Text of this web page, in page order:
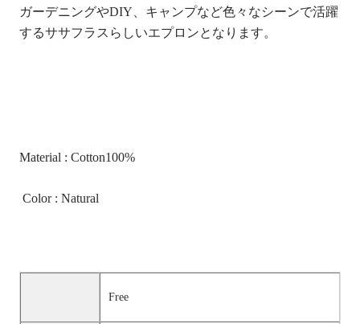
ガーデニングやDIY、キャンプなど色々なシーンで活躍
するササフラスらしいエプロンとなります。
Material : Cotton100%
Color : Natural
Free